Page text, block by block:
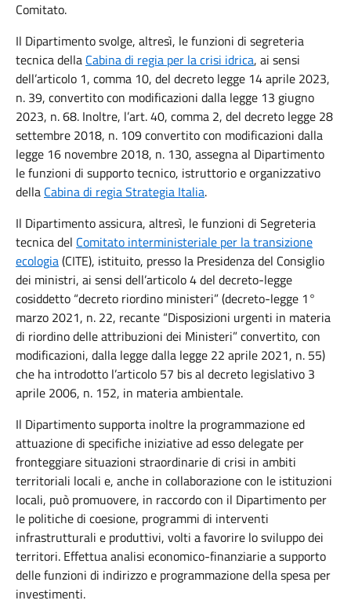
Comitato.
Il Dipartimento svolge, altresì, le funzioni di segreteria
tecnica della Cabina di regia per la crisi idrica, ai sensi
dell’articolo 1, comma 10, del decreto legge 14 aprile 2023,
n. 39, convertito con modificazioni dalla legge 13 giugno
2023, n. 68. Inoltre, l’art. 40, comma 2, del decreto legge 28
settembre 2018, n. 109 convertito con modificazioni dalla
legge 16 novembre 2018, n. 130, assegna al Dipartimento
le funzioni di supporto tecnico, istruttorio e organizzativo
della Cabina di regia Strategia Italia.
Il Dipartimento assicura, altresì, le funzioni di Segreteria
tecnica del Comitato interministeriale per la transizione
ecologia(CITE), istituito, presso la Presidenza del Consiglio
dei ministri, ai sensi dell’articolo 4 del decreto-legge
cosiddetto “decreto riordino ministeri” (decreto-legge 1°
marzo 2021, n. 22, recante “Disposizioni urgenti in materia
di riordino delle attribuzioni dei Ministeri” convertito, con
modificazioni, dalla legge dalla legge 22 aprile 2021, n. 55)
che ha introdotto l’articolo 57 bis al decreto legislativo 3
aprile 2006, n. 152, in materia ambientale.
Il Dipartimento supporta inoltre la programmazione ed
attuazione di specifiche iniziative ad esso delegate per
fronteggiare situazioni straordinarie di crisi in ambiti
territoriali locali e, anche in collaborazione con le istituzioni
locali, può promuovere, in raccordo con il Dipartimento per
le politiche di coesione, programmi di interventi
infrastrutturali e produttivi, volti a favorire lo sviluppo dei
territori. Effettua analisi economico-finanziarie a supporto
delle funzioni di indirizzo e programmazione della spesa per
investimenti.